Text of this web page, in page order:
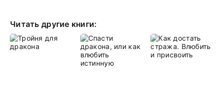
Читать другие книги: